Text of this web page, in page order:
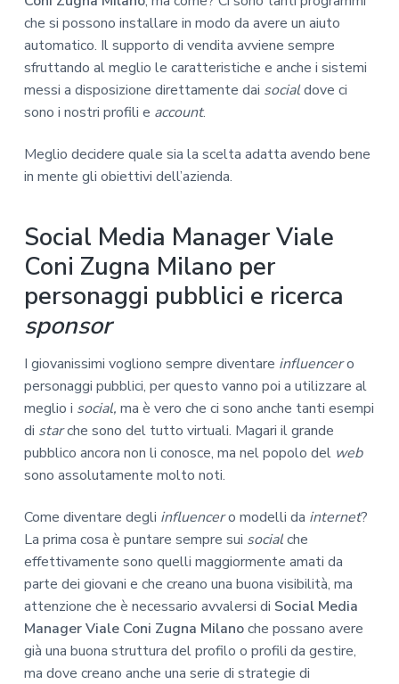
che si possono installare in modo da avere un aiuto
automatico. Il supporto di vendita avviene sempre
sfruttando al meglio le caratteristiche e anche i sistemi
messi a disposizione direttamente dai socialdove ci
sono i nostri profili e account.
Meglio decidere quale sia la scelta adatta avendo bene
in mente gli obiettivi dell’azienda.
Social Media Manager Viale
Coni Zugna Milano per
personaggi pubblici e ricerca
sponsor
I giovanissimi vogliono sempre diventare influencero
personaggi pubblici, per questo vanno poi a utilizzare al
meglio i social, ma è vero che ci sono anche tanti esempi
di starche sono del tutto virtuali. Magari il grande
pubblico ancora non li conosce, ma nel popolo del web
sono assolutamente molto noti.
Come diventare degli influencero modelli da internet?
La prima cosa è puntare sempre sui socialche
effettivamente sono quelli maggiormente amati da
parte dei giovani e che creano una buona visibilità, ma
attenzione che è necessario avvalersi di Social Media
Manager Viale Coni Zugna Milanoche possano avere
già una buona struttura del profilo o profili da gestire,
ma dove creano anche una serie di strategie di